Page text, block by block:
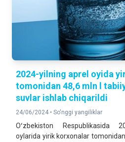
2024-yilning aprel oyida
tomonidan 48,6 mln l
suvlar ishlab chiqarildi
24/06/2024 • So'nggi yangiliklar
Oʻzbekiston Respublikasida
oylarida yirik korxonalar